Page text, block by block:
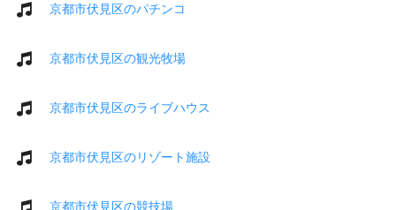
京都市伏見区のパチンコ
京都市伏見区の観光牧場
京都市伏見区のライブハウス
京都市伏見区のリゾート施設
京都市伏見区の競技場